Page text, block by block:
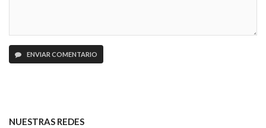
ENVIAR COMENTARIO
NUESTRAS REDES